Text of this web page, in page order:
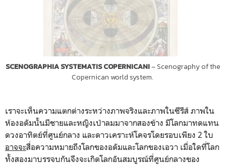
SCENOGRAPHIA SYSTEMATIS COPERNICANI– Scenography of the
Copernican world system.
เราจะเห็นความแตกต่างระหว่างภาพจริงและภาพในซีรีส์ ภาพใน
ห้องอดัมนั้นมีชายและหญิงเป่าลมมาจากสองข้าง มีโลกมาทดแทน
ดวงอาทิตย์ที่ศูนย์กลาง และดาวเคราะห์โคจรโดยรอบเพียง 2 ใบ
อาจจะสื่อความหมายถึงโลกของอดัมและโลกของเอวา เมื่อใดที่โลก
ทั้งสองมาบรรจบกันจึงจะเกิดโลกอันสมบูรณ์ที่ศูนย์กลางของ